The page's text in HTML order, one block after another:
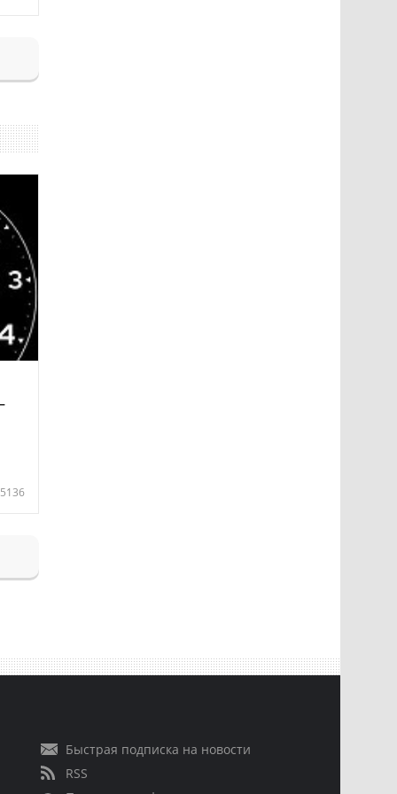
5136
Быстрая подписка на новости
RSS